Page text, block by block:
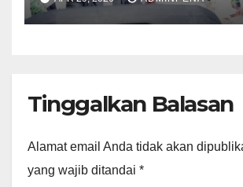
Tahfidzul Quran Al
Tinggalkan Balasan
Alamat email Anda tidak akan
yang wajib ditandai *